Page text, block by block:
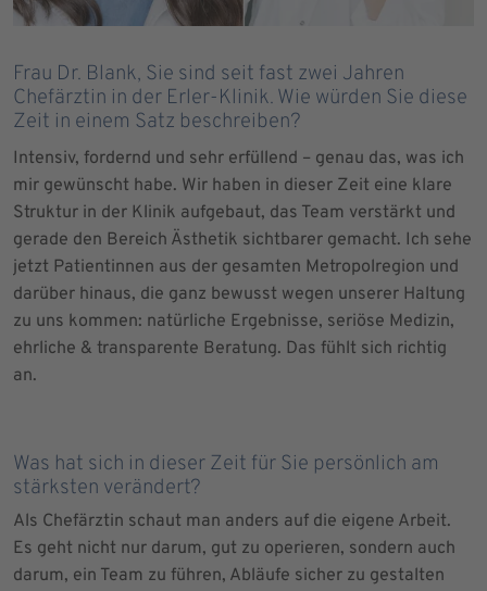
Frau Dr. Blank, Sie sind seit fast zwei Jahren
Chefärztin in der Erler-Klinik. Wie würden Sie diese
Zeit in einem Satz beschreiben?
Intensiv, fordernd und sehr erfüllend – genau das, was ich
mir gewünscht habe. Wir haben in dieser Zeit eine klare
Struktur in der Klinik aufgebaut, das Team verstärkt und
gerade den Bereich Ästhetik sichtbarer gemacht. Ich sehe
jetzt Patientinnen aus der gesamten Metropolregion und
darüber hinaus, die ganz bewusst wegen unserer Haltung
zu uns kommen: natürliche Ergebnisse, seriöse Medizin,
ehrliche & transparente Beratung. Das fühlt sich richtig
an.
Was hat sich in dieser Zeit für Sie persönlich am
stärksten verändert?
Als Chefärztin schaut man anders auf die eigene Arbeit.
Es geht nicht nur darum, gut zu operieren, sondern auch
darum, ein Team zu führen, Abläufe sicher zu gestalten